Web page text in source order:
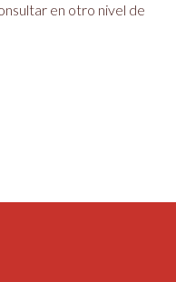
en otro nivel de